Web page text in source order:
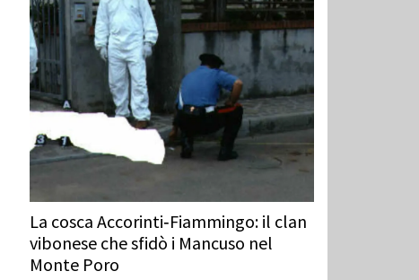
La cosca Accorinti‑Fiammingo: il clan
vibonese che sfidò i Mancuso nel
Monte Poro